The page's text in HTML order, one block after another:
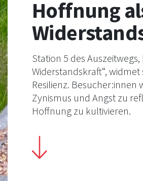
Hoffnung
Station 5 des
Widerstandskraft“,
Resilienz.
Zynismus und Angst zu
Hoffnung zu kultivieren.